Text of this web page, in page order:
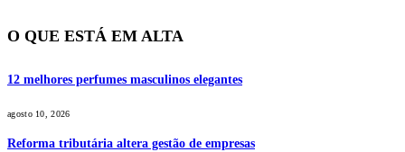
O QUE ESTÁ EM ALTA
12 melhores perfumes masculinos elegantes
agosto 10, 2026
Reforma tributária altera gestão de empresas